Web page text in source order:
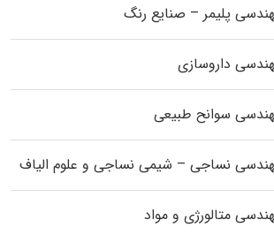
پلیمر – صنایع رنگ
داروسازی
سوانح طبیعی
نساجی – شیمی نساجی و علوم الیاف
متالورژی و مواد